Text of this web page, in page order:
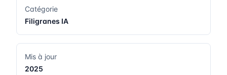
Catégorie
Filigranes IA
Mis à jour
2025